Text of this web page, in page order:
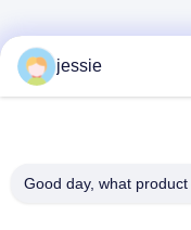
jessie
Good day, what